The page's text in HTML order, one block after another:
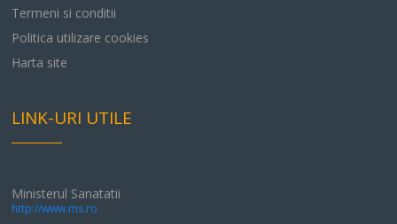
Termeni si conditii
Politica utilizare cookies
Harta site
LINK-URI UTILE
Ministerul Sanatatii
http://www.ms.ro